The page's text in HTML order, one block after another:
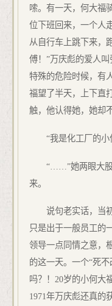
嗦。有一天，何大福
位下班回来，一个人
从自行车上跳下来，
傅！”万庆彪的爱人
特殊的危险时候，有
福望了半天，上下直
触，他认得她，她却
“我是化工厂的小
“……”她两眼大
来。
说句老实话，当
只是出于一般员工的
领导一点同情之意，
的这一天。一个“死
吗？！20岁的小何大
1971年万庆彪还真的